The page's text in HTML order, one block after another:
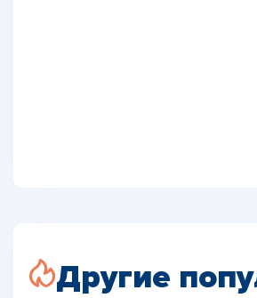
Другие